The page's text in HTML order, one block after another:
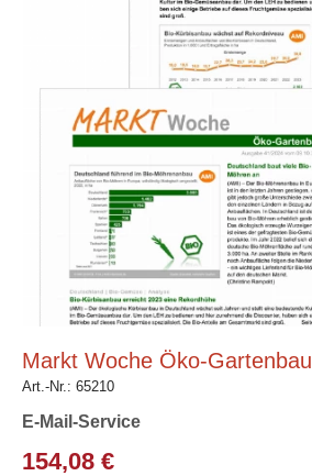
Markt Woche Öko-Gartenbau
Art.-Nr.: 65210
E-Mail-Service
154,08 €